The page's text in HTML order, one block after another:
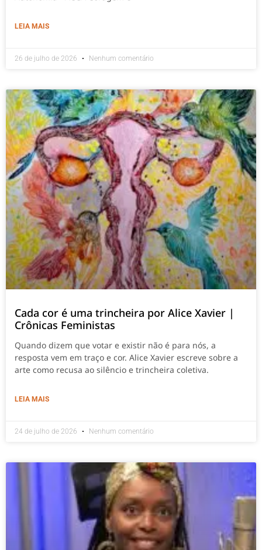
LEIA MAIS
26 de julho de 2026 Nenhum comentário
Cada cor é uma trincheira por Alice Xavier |
Crônicas Feministas
Quando dizem que votar e existir não é para nós, a
resposta vem em traço e cor. Alice Xavier escreve sobre a
arte como recusa ao silêncio e trincheira coletiva.
LEIA MAIS
24 de julho de 2026 Nenhum comentário